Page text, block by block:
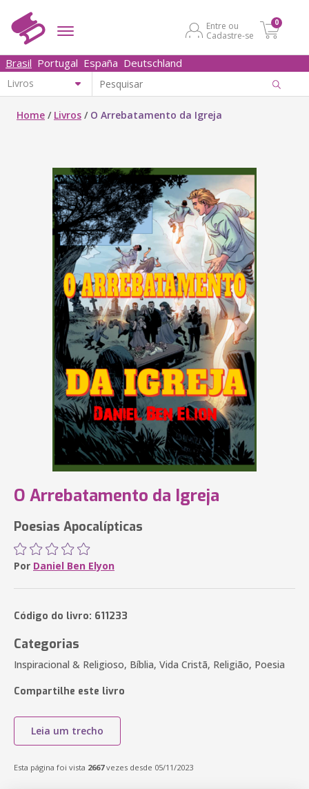
Entre ou
Cadastre-se
0
Brasil Portugal España Deutschland
Home / Livros / O Arrebatamento da Igreja
O Arrebatamento da Igreja
Poesias Apocalípticas
Por Daniel Ben Elyon
Código do livro: 611233
Categorias
Inspiracional & Religioso, Bíblia, Vida Cristã, Religião, Poesia
Compartilhe este livro
Leia um trecho
Esta página foi vista 2667vezes desde 05/11/2023